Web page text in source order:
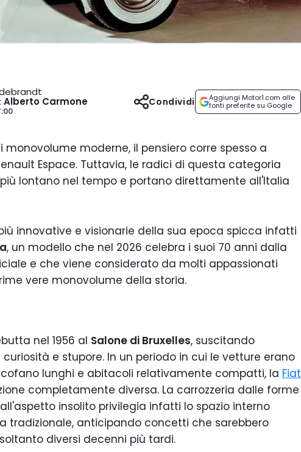
: Alberto Carmone
Aggiungi Motor1.com alle
fonti preferite su Google
Condividi
monovolume moderne, il pensiero corre spesso a
Espace. Tuttavia, le radici di questa categoria
lontano nel tempo e portano direttamente all'Italia
innovative e visionarie della sua epoca spicca infatti
, un modello che nel 2026 celebra i suoi 70 anni dalla
e che viene considerato da molti appassionati
vere monovolume della storia.
nel 1956 al Salone di Bruxelles, suscitando
e stupore. In un periodo in cui le vetture erano
lunghi e abitacoli relativamente compatti, la Fiat
completamente diversa. La carrozzeria dalle forme
insolito privilegia infatti lo spazio interno
tradizionale, anticipando concetti che sarebbero
diversi decenni più tardi.